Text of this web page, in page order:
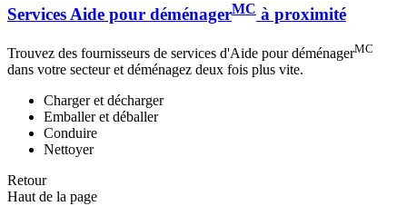
Services Aide pour déménagerMC à proximité
Trouvez des fournisseurs de services d'Aide pour déménagerMC
dans votre secteur et déménagez deux fois plus vite.
Charger et décharger
Emballer et déballer
Conduire
Nettoyer
Retour
Haut de la page